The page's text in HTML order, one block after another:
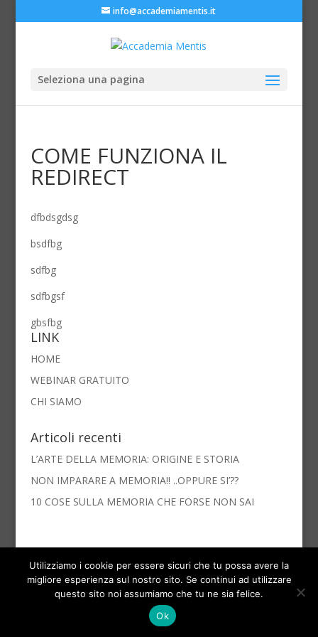
info@accademiamentis.it
Seleziona una pagina
COME FUNZIONA IL
REDIRECT
dfbdsgdsg
bsdfbg
sdfbg
sdfbgsf
gbsfbg
LINK
HOME
WEBINAR GRATUITO
CHI SIAMO
Articoli recenti
L’ARTE DELLA MEMORIA: ORIGINE E STORIA
NON IMPARARE A MEMORIA!! ..OPPURE SI’??
10 COSE SULLA MEMORIA CHE FORSE NON SAI
Copyright © 2017 Scuola di Alta Formazione ACCADEMIA
MENTIS -Tutti i diritti riservati-
Utilizziamo i cookie per essere sicuri che tu possa avere la
migliore esperienza sul nostro sito. Se continui ad utilizzare
questo sito noi assumiamo che tu ne sia felice.
Ok